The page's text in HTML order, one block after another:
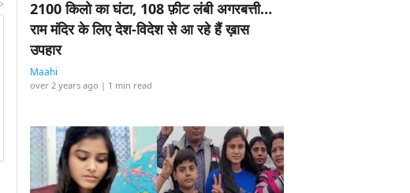
2100 किलो का घंटा, 108 फ़ीट लंबी अगरबत्ती…
राम मंदिर के लिए देश-विदेश से आ रहे हैं ख़ास
उपहार
Maahi
over 2 years ago | 1 min read